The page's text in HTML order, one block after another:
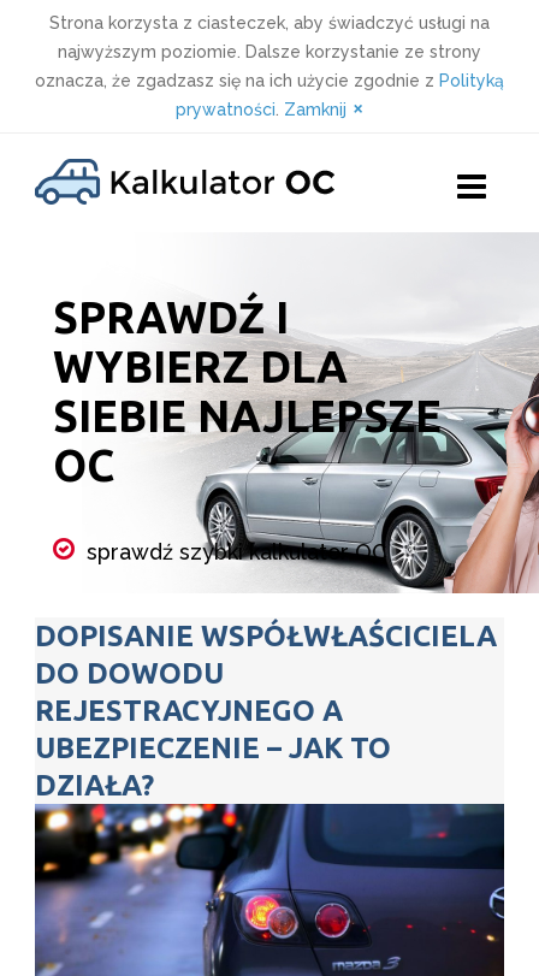
Strona korzysta z ciasteczek, aby świadczyć usługi na
najwyższym poziomie. Dalsze korzystanie ze strony
oznacza, że zgadzasz się na ich użycie zgodnie z Polityką
prywatności Zamknij ×
content
SPRAWDŹ I
WYBIERZ DLA
SIEBIE NAJLEPSZE
OC
sprawdź szybki kalkulator OC
ubezpieczycieli w kilka minut
wybierz ubezpieczenie i kup online
Kalkulator OC
DOPISANIE WSPÓŁWŁAŚCICIELA
DO DOWODU
REJESTRACYJNEGO A
UBEZPIECZENIE – JAK TO
DZIAŁA?